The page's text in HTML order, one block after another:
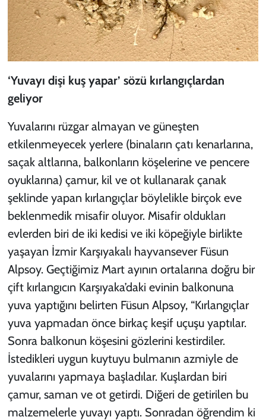
‘Yuvayı dişi kuş yapar’ sözü kırlangıçlardan
geliyor
Yuvalarını rüzgar almayan ve güneşten
etkilenmeyecek yerlere (binaların çatı kenarlarına,
saçak altlarına, balkonların köşelerine ve pencere
oyuklarına) çamur, kil ve ot kullanarak çanak
şeklinde yapan kırlangıçlar böylelikle birçok eve
beklenmedik misafir oluyor. Misafir oldukları
evlerden biri de iki kedisi ve iki köpeğiyle birlikte
yaşayan İzmir Karşıyakalı hayvansever Füsun
Alpsoy. Geçtiğimiz Mart ayının ortalarına doğru bir
çift kırlangıcın Karşıyaka’daki evinin balkonuna
yuva yaptığını belirten Füsun Alpsoy, “Kırlangıçlar
yuva yapmadan önce birkaç keşif uçuşu yaptılar.
Sonra balkonun köşesini gözlerini kestirdiler.
İstedikleri uygun kuytuyu bulmanın azmiyle de
yuvalarını yapmaya başladılar. Kuşlardan biri
çamur, saman ve ot getirdi. Diğeri de getirilen bu
malzemelerle yuvayı yaptı. Sonradan öğrendim ki